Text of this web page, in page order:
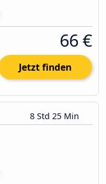
66 €
Jetzt finden
8 Std 25 Min